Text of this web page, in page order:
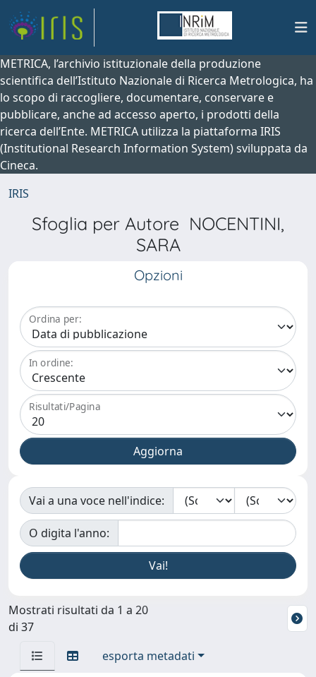
METRICA, l’archivio istituzionale della produzione
scientifica dell’Istituto Nazionale di Ricerca Metrologica, ha
lo scopo di raccogliere, documentare, conservare e
pubblicare, anche ad accesso aperto, i prodotti della
ricerca dell’Ente. METRICA utilizza la piattaforma IRIS
(Institutional Research Information System) sviluppata da
Cineca.
IRIS
Sfoglia per Autore NOCENTINI,
SARA
Opzioni
Ordina per:
In ordine:
Risultati/Pagina
Vai a una voce nell'indice:
O digita l'anno:
Mostrati risultati da 1 a 20
di 37
esporta metadati